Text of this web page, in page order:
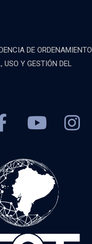
DE ORDENAMIENTO
USO Y GESTIÓN DEL